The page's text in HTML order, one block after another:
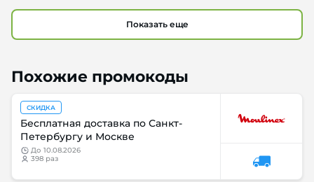
Показать еще
Похожие промокоды
СКИДКА
Бесплатная доставка по Санкт-
Петербургу и Москве
до 10.08.2026
398 раз